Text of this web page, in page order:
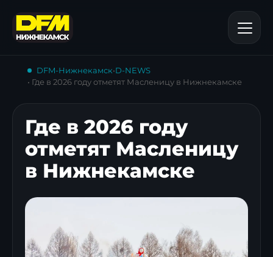
DFM-Нижнекамск•D-NEWS
• Где в 2026 году отметят Масленицу в Нижнекамске
Где в 2026 году
отметят Масленицу
в Нижнекамске